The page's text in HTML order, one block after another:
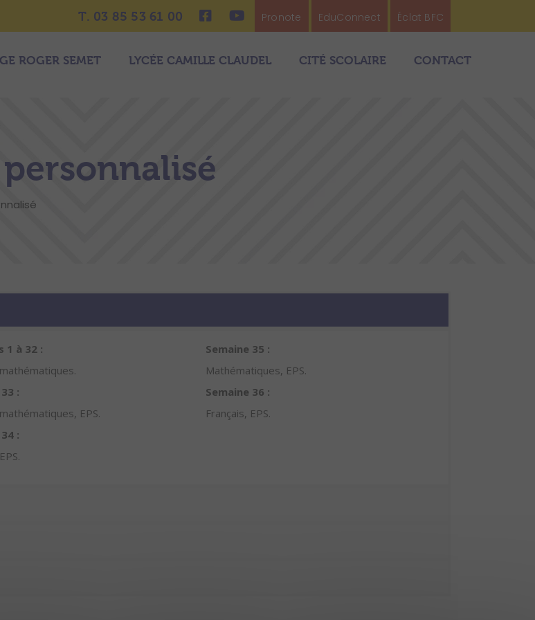
T. 03 85 53 61 00 Pronote EduConnect Éclat BFC
ROGER SEMET LYCÉE CAMILLE CLAUDEL CITÉ SCOLAIRE CONTACT
1 à 32 :
:
EPS.
:
Semaine 35 :
Mathématiques, EPS.
Semaine 36 :
Français, EPS.